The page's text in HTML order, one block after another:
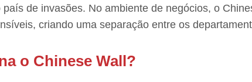
de invasões. No ambiente de negócios, o
criando uma separação entre os
o Chinese Wall?